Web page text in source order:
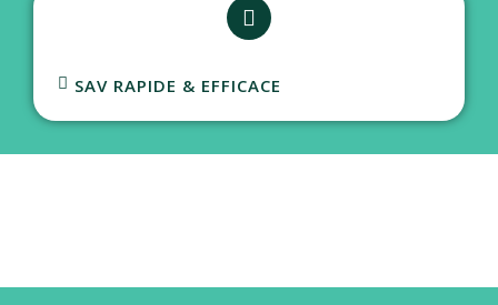
SAV RAPIDE & EFFICACE